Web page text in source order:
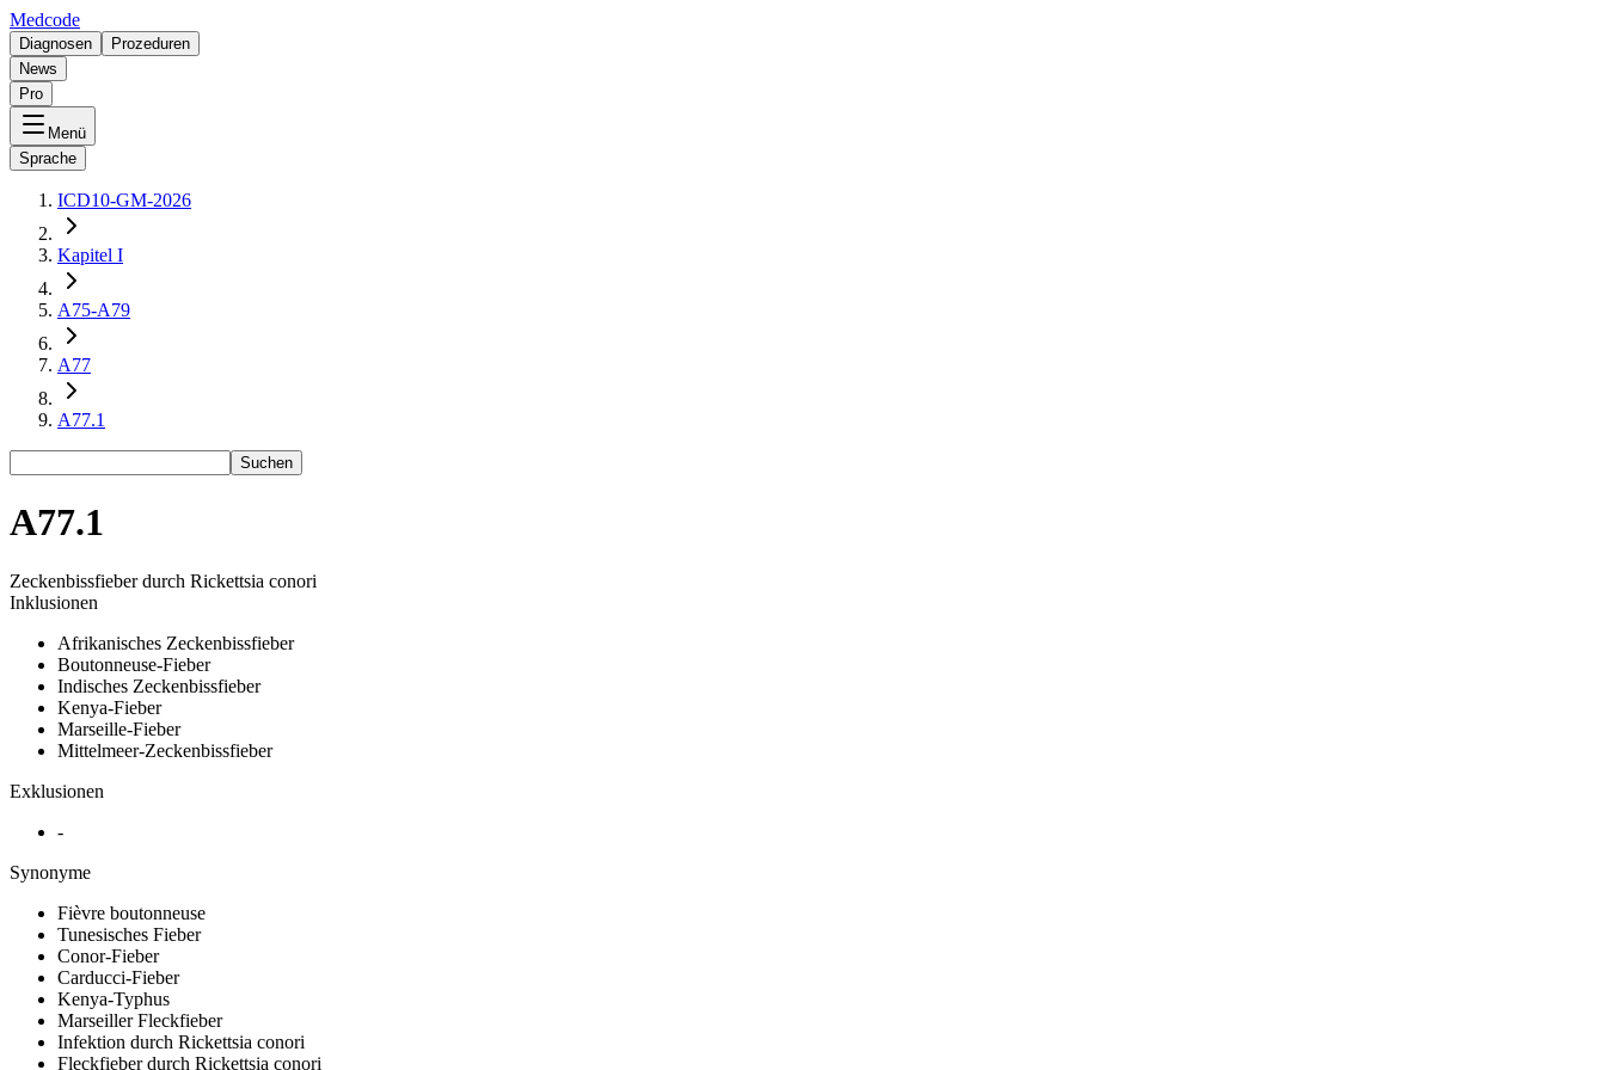
Medcode
Diagnosen
Prozeduren
News
Pro
Menü
Sprache
ICD10-GM-2026
Kapitel I
A75-A79
A77
A77.1
Suchen
A77.1
Zeckenbissfieber durch Rickettsia conori
Inklusionen
Afrikanisches Zeckenbissfieber
Boutonneuse-Fieber
Indisches Zeckenbissfieber
Kenya-Fieber
Marseille-Fieber
Mittelmeer-Zeckenbissfieber
Exklusionen
-
Synonyme
Fièvre boutonneuse
Tunesisches Fieber
Conor-Fieber
Carducci-Fieber
Kenya-Typhus
Marseiller Fleckfieber
Infektion durch Rickettsia conori
Fleckfieber durch Rickettsia conori